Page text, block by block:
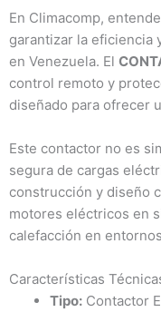
En Climacomp,
garantizar la eficiencia
en Venezuela. El
control remoto y
diseñado para ofrecer
Este contactor no es
segura de cargas
construcción y diseño
motores eléctricos en
calefacción en
Características
Tipo: Contactor